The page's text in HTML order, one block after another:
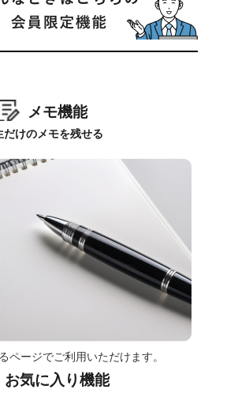
メモ機能
だけのメモを残せる
ページでご利用いただけます。
お気に入り機能